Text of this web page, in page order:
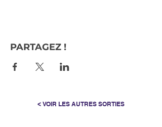
PARTAGEZ !
< VOIR LES AUTRES SORTIES